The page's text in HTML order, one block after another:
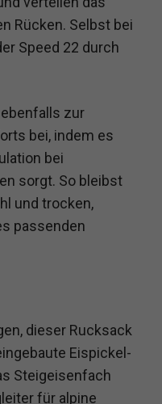
Rücken. Selbst bei
Speed 22 durch
zur
bei, indem es
bei
sorgt. So bleibst
und trocken,
passenden
dieser Rucksack
Eispickel-
Steigeisenfach
für alpine